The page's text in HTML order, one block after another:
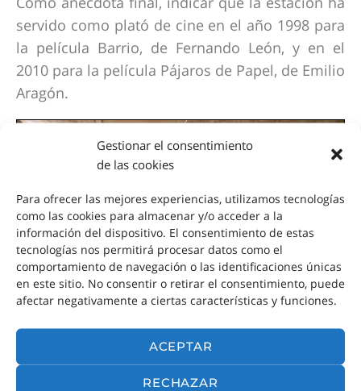
Gestionar el consentimiento
de las cookies
Para ofrecer las mejores experiencias, utilizamos tecnologías
como las cookies para almacenar y/o acceder a la
información del dispositivo. El consentimiento de estas
tecnologías nos permitirá procesar datos como el
comportamiento de navegación o las identificaciones únicas
en este sitio. No consentir o retirar el consentimiento, puede
afectar negativamente a ciertas características y funciones.
ACEPTAR
RECHAZAR
servido como plató de cine en el año 1998 para
la película Barrio, de Fernando León, y en el
2010 para la película Pájaros de Papel, de Emilio
Aragón.
Zona de salida